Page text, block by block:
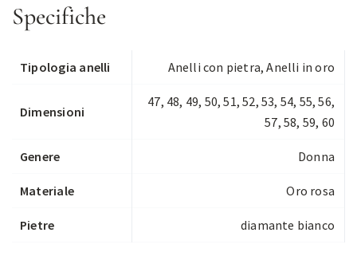
Specifiche
Tipologia anelli Anelli con pietra,Anelli in oro
Dimensioni
47, 48, 49, 50, 51, 52, 53, 54, 55, 56,
57, 58, 59, 60
Genere Donna
Materiale Oro rosa
Pietre diamante bianco